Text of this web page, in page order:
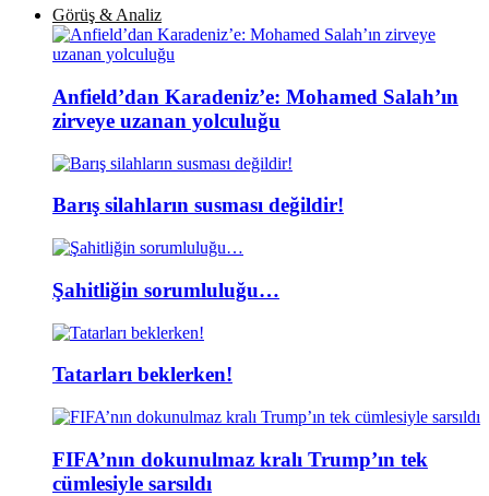
Görüş & Analiz
Anfield’dan Karadeniz’e: Mohamed Salah’ın
zirveye uzanan yolculuğu
Barış silahların susması değildir!
Şahitliğin sorumluluğu…
Tatarları beklerken!
FIFA’nın dokunulmaz kralı Trump’ın tek
cümlesiyle sarsıldı